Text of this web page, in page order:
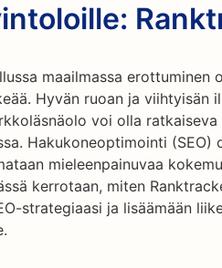
maailmassa erottuminen
Hyvän ruoan ja viihtyisän
voi olla
Hakukoneoptimointi
mieleenpainuvaa
kerrotaan, miten
strategiaasi ja lisäämään